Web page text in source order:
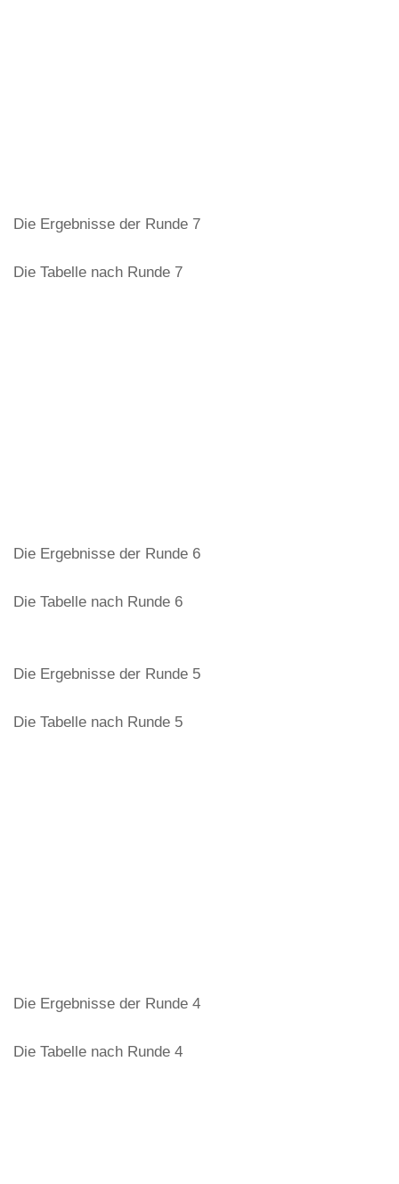
Die Ergebnisse der Runde 7
Die Tabelle nach Runde 7
Die Ergebnisse der Runde 6
Die Tabelle nach Runde 6
Die Ergebnisse der Runde 5
Die Tabelle nach Runde 5
Die Ergebnisse der Runde 4
Die Tabelle nach Runde 4